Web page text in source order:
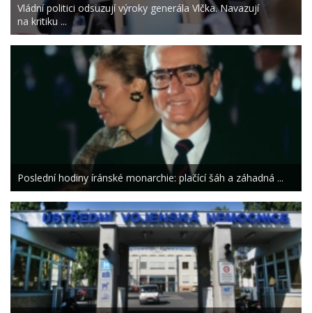
Vládní politici odsuzují výroky generála Vlčka. Navazují
na kritiku ...
Poslední hodiny íránské monarchie: plačící šáh a záhadná ...